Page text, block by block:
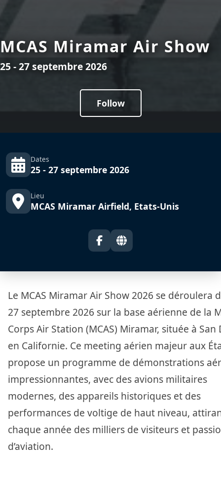
MCAS Miramar Air Show
25 - 27 septembre 2026
Follow
Dates
25 - 27 septembre 2026
Lieu
MCAS Miramar Airfield, Etats-Unis
Le MCAS Miramar Air Show 2026 se déroulera
27 septembre 2026 sur la base aérienne de la
Corps Air Station (MCAS) Miramar, située à San
en Californie. Ce meeting aérien majeur aux
propose un programme de démonstrations
impressionnantes, avec des avions militaires
modernes, des appareils historiques et des
performances de voltige de haut niveau,
chaque année des milliers de visiteurs et
d’aviation.